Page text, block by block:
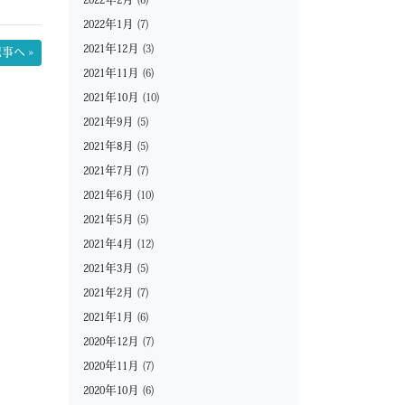
へ »
2022年1月 (7)
2021年12月 (3)
2021年11月 (6)
2021年10月 (10)
2021年9月 (5)
2021年8月 (5)
2021年7月 (7)
2021年6月 (10)
2021年5月 (5)
2021年4月 (12)
2021年3月 (5)
2021年2月 (7)
2021年1月 (6)
2020年12月 (7)
2020年11月 (7)
2020年10月 (6)